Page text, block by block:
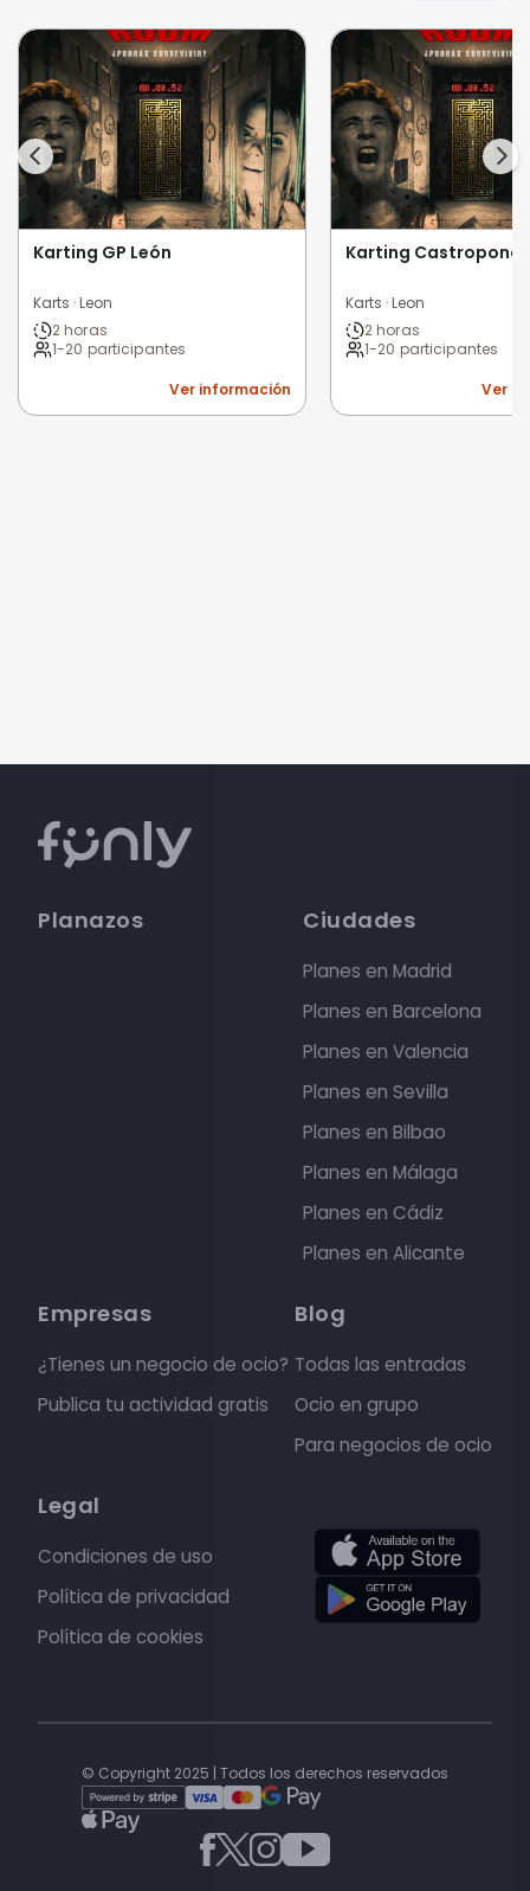
Karting GP León
Karts · Leon
2 horas
1-20 participantes
Ver información
Karting Castroponce
Karts · Leon
2 horas
1-20 participantes
Ver
Planazos Ciudades
Planes en Madrid
Planes en Barcelona
Planes en Valencia
Planes en Sevilla
Planes en Bilbao
Planes en Málaga
Planes en Cádiz
Planes en Alicante
Empresas
¿Tienes un negocio de ocio?
Publica tu actividad gratis
Blog
Todas las entradas
Ocio en grupo
Para negocios de ocio
Legal
Condiciones de uso
Política de privacidad
Política de cookies
© Copyright 2025 | Todos los derechos reservados